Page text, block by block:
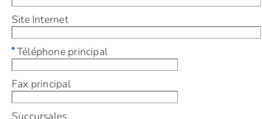
Site Internet
Téléphone principal
Fax principal
Succursales